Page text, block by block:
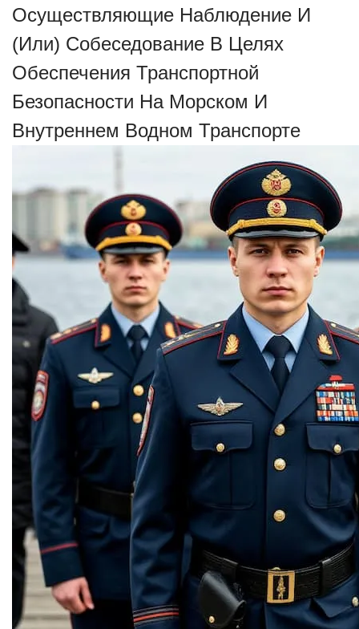
Осуществляющие Наблюдение И
(или) Собеседование В Целях
Обеспечения Транспортной
Безопасности На Морском И
Внутреннем Водном Транспорте